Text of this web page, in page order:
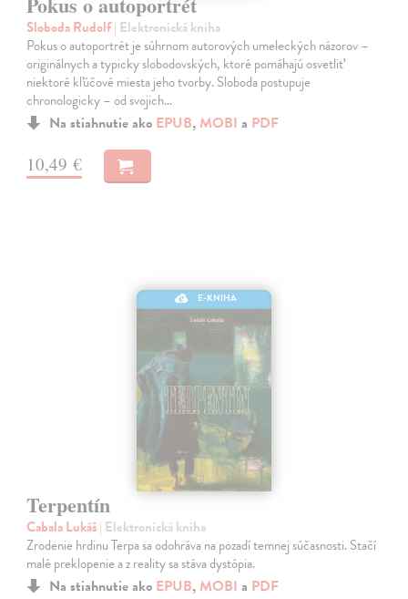
Sloboda Rudolf| Elektronická kniha
Pokus o autoportrét je súhrnom autorových umeleckých názorov –
originálnych a typicky slobodovských, ktoré pomáhajú osvetliť
niektoré kľúčové miesta jeho tvorby. Sloboda postupuje
chronologicky – od svojich…
Na stiahnutie ako EPUB, MOBI a PDF
10,49 €
E-KNIHA
Terpentín
Cabala Lukáš| Elektronická kniha
Zrodenie hrdinu Terpa sa odohráva na pozadí temnej súčasnosti. Stačí
malé preklopenie a z reality sa stáva dystópia.
Na stiahnutie ako EPUB, MOBI a PDF